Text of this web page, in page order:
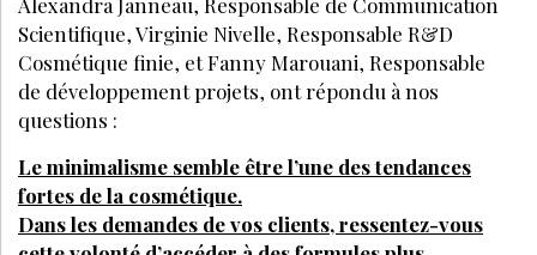
des articles inédits et profiter de nos offres
exclusives
JE M’INSCRIS